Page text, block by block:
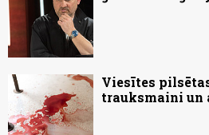
Viesītes
trauksmaini un